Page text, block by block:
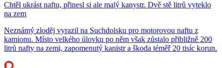
Chtěl ukrást naftu, přinesl si ale malý kanystr. Dvě stě litrů vyteklo
na zem
Neznámý zloděj vyrazil na Suchdolsku pro motorovou naftu z
kamionu. Místo velkého úlovku po něm však zůstalo přibližně 200
litrů nafty na zemi, zapomenutý kanistr a škoda téměř 20 tisíc korun.